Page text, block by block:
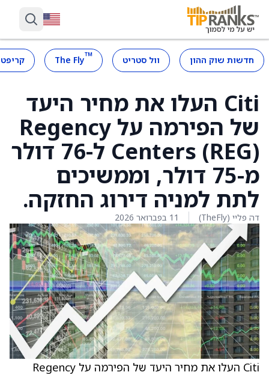
חדשות שוק ההון וול סטריט ™
The Fly
Citi העלו את מחיר היעד
של הפירמה על Regency
Centers (REG) ל-76 דולר
מ-75 דולר, וממשיכים
לתת למניה דירוג החזקה.
דה פליי (TheFly) 11 בפברואר 2026
Citi העלו את מחיר היעד של הפירמה על Regency